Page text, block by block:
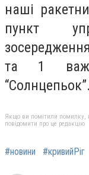
наші
пункт
та 1
“Cолнцепьок”.
Якщо ви помітили помилку,
повідомити про це редакцію
#новини #кривийРіг